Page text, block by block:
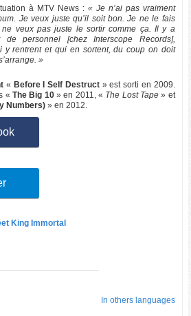
à MTV News : « Je n’ai pas vraiment
Je veux juste qu’il soit bon. Je ne le fais
veux pas juste le sortir comme ça. Il y a
de personnel [chez Interscope Records],
y rentrent et qui en sortent, du coup on doit
»
« Before I Self Destruct» est sorti en 2009.
« The Big 10» en 2011, « The Lost Tape » et
Numbers)» en 2012.
King Immortal
In others languages